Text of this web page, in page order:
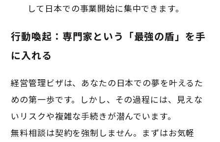
して日本での事業開始に集中できます。
行動喚起：専門家という「最強の盾」を手
に入れる
経営管理ビザは、あなたの日本での夢を叶えるた
めの第一歩です。しかし、その過程には、見えな
いリスクや複雑な手続きが潜んでいます。
無料相談は契約を強制しません。まずはお気軽